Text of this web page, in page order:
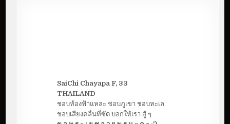
SaiChi Chayapa F, 33
THAILAND
ชอบท้องฟ้าแหละ ชอบภูเขา ชอบทะเล
ชอบเสียงคลื่นที่ซัด บอกให้เรา สู้ ๆ